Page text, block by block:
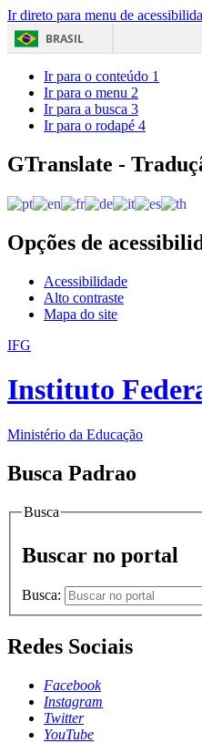
Ir direto para menu de
BRASIL
Ir para o conteúdo 1
Ir para o menu 2
Ir para a busca 3
Ir para o rodapé 4
GTranslate -
Opções de
Acessibilidade
Alto contraste
Mapa do site
IFG
Instituto
Ministério da Educação
Busca Padrao
Busca
Buscar no portal
Busca:
Redes Sociais
Facebook
Instagram
Twitter
YouTube